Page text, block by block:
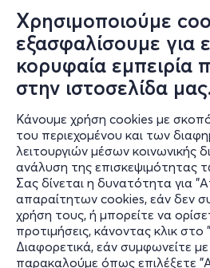
Χρησιμοποιούμε
εξασφαλίσουμε για
κορυφαία εμπειρία
στην ιστοσελίδα
Κάνουμε χρήση cookies με
του περιεχομένου και των
λειτουργιών μέσων κοινωνικής
ανάλυση της επισκεψιμότητας
Σας δίνεται η δυνατότητα για
απαραίτητων cookies, εάν δεν
χρήση τους, ή μπορείτε να
προτιμήσεις, κάνοντας κλικ στο
Διαφορετικά, εάν συμφωνείτε
παρακαλούμε όπως επιλέξετε
Πληροφορίες
Υποστήριξη
Stay Connected